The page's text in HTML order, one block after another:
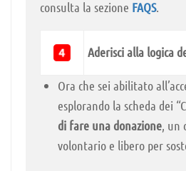
consulta la sezione FAQS.
Aderisci alla logica
Ora che sei abilitato
esplorando la scheda dei
di fare una donazione, un
volontario e libero per